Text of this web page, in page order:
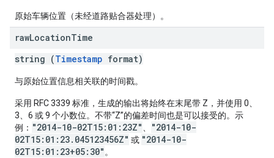
原始车辆位置（未经道路贴合器处理）。
rawLocationTime
string (Timestamp format)
与原始位置信息相关联的时间戳。
采用 RFC 3339 标准，生成的输出将始终在末尾带 Z，并使用 0、
3、6 或 9 个小数位。不带“Z”的偏差时间也是可以接受的。示
例： "2014-10-02T15:01:23Z"
"2014-10-
02T15:01:23.045123456Z" 或 "2014-10-
02T15:01:23+05:30" 。